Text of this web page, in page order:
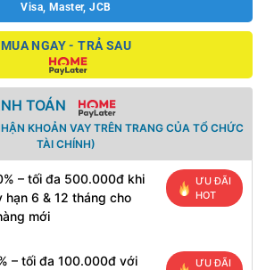
Visa, Master, JCB
MUA NGAY - TRẢ SAU
TOÁN
KHOẢN VAY TRÊN TRANG CỦA TỔ CHỨC
TÀI CHÍNH)
– tối đa 500.000đ khi
hạn 6 & 12 tháng cho
mới
ƯU ĐÃI
HOT
– tối đa 100.000đ với
ƯU ĐÃI